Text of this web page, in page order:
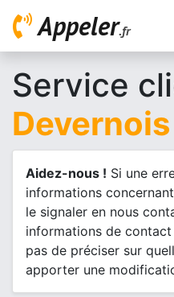
Appeler.fr
Service
Devernois
Aidez-nous ! Si une
informations
le signaler en nous
informations de contact
pas de préciser sur
apporter une